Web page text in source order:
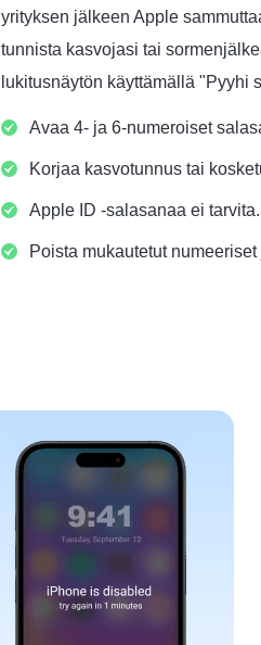
yrityksen jälkeen Apple
tunnista kasvojasi tai
lukitusnäytön käyttämällä "Pyyhi
Avaa 4- ja 6-numeroiset
Korjaa kasvotunnus tai
Apple ID -salasanaa ei tarvita.
Poista mukautetut